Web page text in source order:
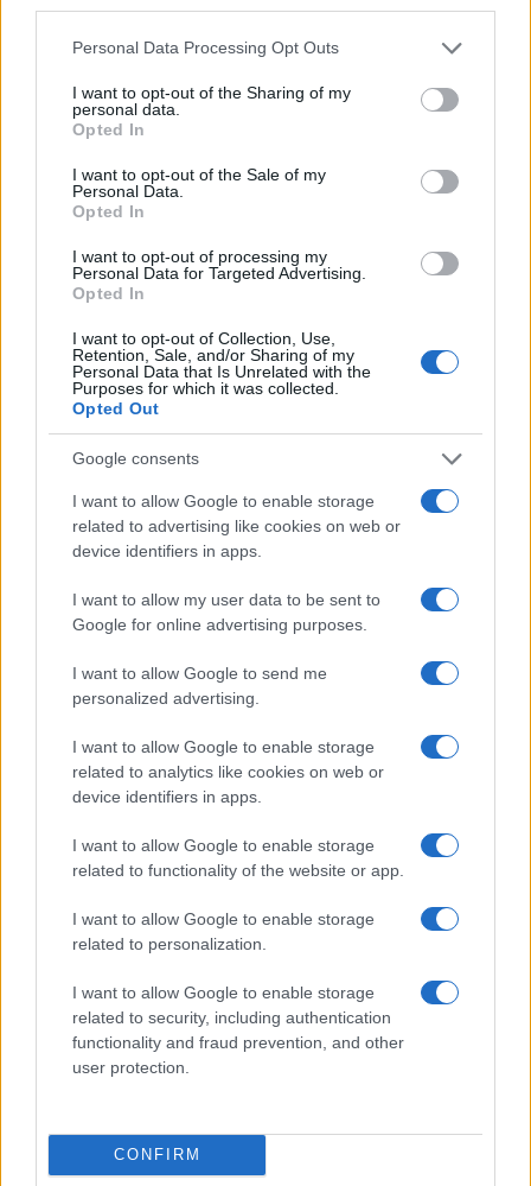
Please note that this website/app uses one or more Google
not limited to your visit or usage behaviour. You may click to
grant or deny consent to Google and its third-party tags to
use your data for below specified purposes in below Google
consent section.
Personal Data Processing Opt Outs
I want to opt-out of the Sharing of my
personal data.
Opted In
I want to opt-out of the Sale of my
Personal Data.
Opted In
I want to opt-out of processing my
Personal Data for Targeted Advertising.
Opted In
I want to opt-out of Collection, Use,
Retention, Sale, and/or Sharing of my
Personal Data that Is Unrelated with the
Purposes for which it was collected.
Opted Out
Google consents
I want to allow Google to enable storage
related to advertising like cookies on web or
device identifiers in apps.
I want to allow my user data to be sent to
Google for online advertising purposes.
I want to allow Google to send me
personalized advertising.
I want to allow Google to enable storage
related to analytics like cookies on web or
device identifiers in apps.
I want to allow Google to enable storage
related to functionality of the website or app.
I want to allow Google to enable storage
related to personalization.
I want to allow Google to enable storage
related to security, including authentication
functionality and fraud prevention, and other
user protection.
CONFIRM
Πήρε τον Αλέρικ Φρίμαν ο
Βίκος Ιωαννίνων
Β.Σ. Καρούλιας: Τζίρος 98,7
alcohol
Metlen: Ρεκόρ EBITDA στο α' εξάμηνο, στα 550 εκατ. ευρώ –
Καθαρά κέρδη 313 εκατ. ευρώ
393 εκατ. ευρώ στο α'
εξάμηνο – Στα 734 εκατ.
ευρώ τα EBITDA
TV: Η σκακιέρα της νέας
σεζόν
IAB Hellas: Νέα Διοικούσα Επιτροπή και νέο Διοικητικό
Συμβούλιο - Πρόεδρος ο Γαληνός Γιαγλής
Νέο Audi A2 e-tron με